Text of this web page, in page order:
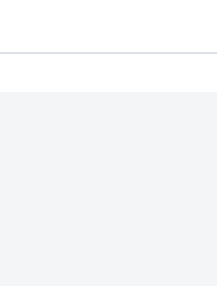
Kulisse. Es ist
Meter über dem